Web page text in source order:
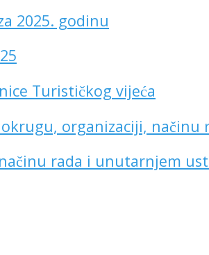
2025. godinu
Turističkog vijeća
organizaciji,
rada i unutarnjem